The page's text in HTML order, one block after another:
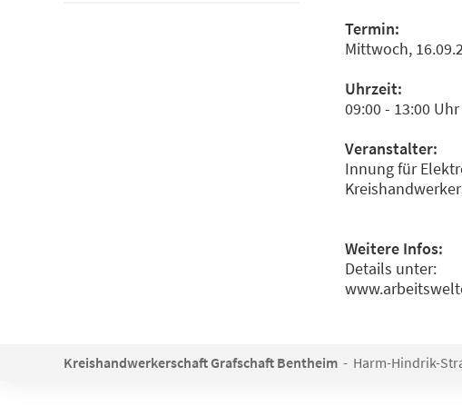
Termin:
Mittwoch,
Uhrzeit:
09:00 - 13:00 Uhr
Veranstalter:
Innung für
Weitere Infos:
Details unter:
Kreishandwerkerschaft Grafschaft Bentheim - Harm-Hindrik-